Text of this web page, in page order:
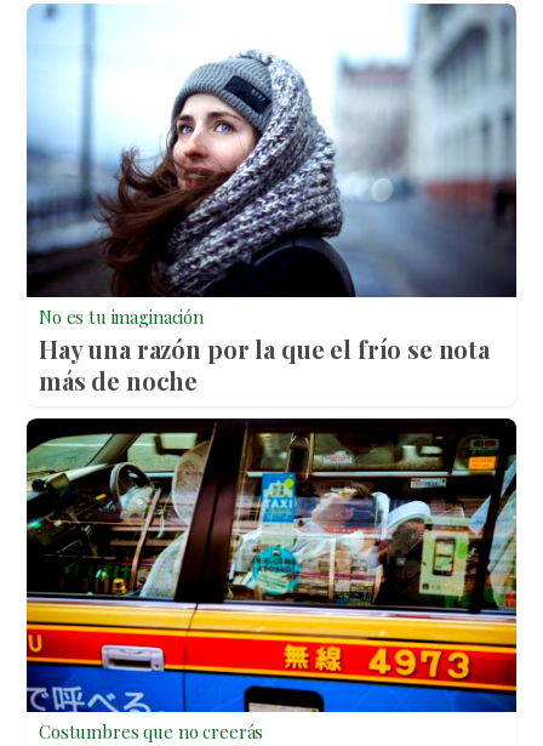
No es tu imaginación
Hay una razón por la que el frío se nota
más de noche
Costumbres que no creerás